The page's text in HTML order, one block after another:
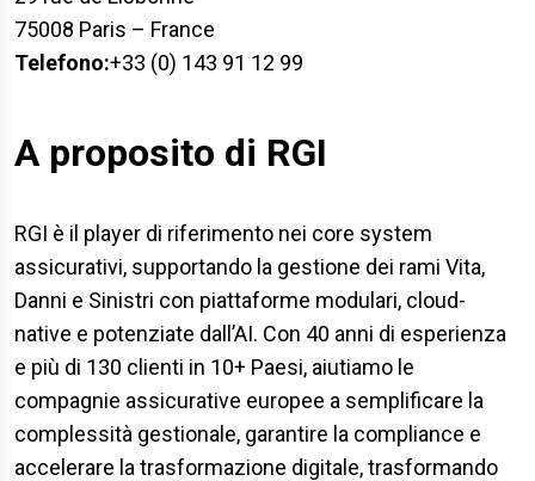
75008 Paris – France
Telefono:+33 (0) 143 91 12 99
A proposito di RGI
RGI è il player di riferimento nei core system
assicurativi, supportando la gestione dei rami Vita,
Danni e Sinistri con piattaforme modulari, cloud-
native e potenziate dall’AI. Con 40 anni di esperienza
e più di 130 clienti in 10+ Paesi, aiutiamo le
compagnie assicurative europee a semplificare la
complessità gestionale, garantire la compliance e
accelerare la trasformazione digitale, trasformando